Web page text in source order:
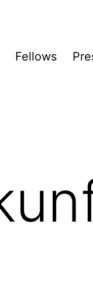
Fellows